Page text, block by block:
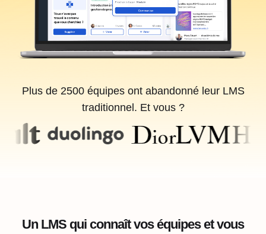
Plus de 2500 équipes ont abandonné leur LMS
traditionnel. Et vous ?
Un LMS qui connaît vos équipes et vous